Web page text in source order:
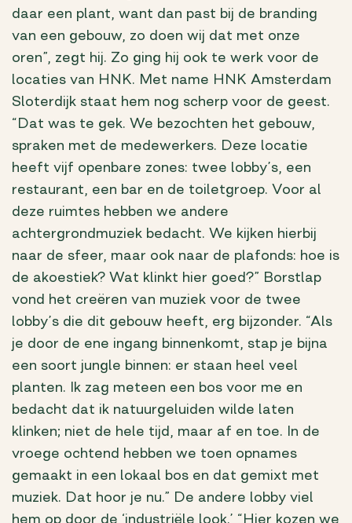
daar een plant, want dan past bij de branding
van een gebouw, zo doen wij dat met onze
oren”, zegt hij. Zo ging hij ook te werk voor de
locaties van HNK. Met name HNK Amsterdam
Sloterdijk staat hem nog scherp voor de geest.
“Dat was te gek. We bezochten het gebouw,
spraken met de medewerkers. Deze locatie
heeft vijf openbare zones: twee lobby’s, een
restaurant, een bar en de toiletgroep. Voor al
deze ruimtes hebben we andere
achtergrondmuziek bedacht. We kijken hierbij
naar de sfeer, maar ook naar de plafonds: hoe is
de akoestiek? Wat klinkt hier goed?” Borstlap
vond het creëren van muziek voor de twee
lobby’s die dit gebouw heeft, erg bijzonder. “Als
je door de ene ingang binnenkomt, stap je bijna
een soort jungle binnen: er staan heel veel
planten. Ik zag meteen een bos voor me en
bedacht dat ik natuurgeluiden wilde laten
klinken; niet de hele tijd, maar af en toe. In de
vroege ochtend hebben we toen opnames
gemaakt in een lokaal bos en dat gemixt met
muziek. Dat hoor je nu.” De andere lobby viel
hem op door de ‘industriële look.’ “Hier kozen we